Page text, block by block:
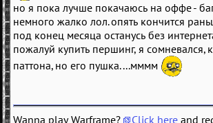
но я пока лучше покачаюсь на оффе -
немного жалко лол. опять кончится
под конец месяца останусь без
пожалуй купить першинг, я сомневался,
паттона, но его пушка....мммм
Wanna play Warframe? Click here and